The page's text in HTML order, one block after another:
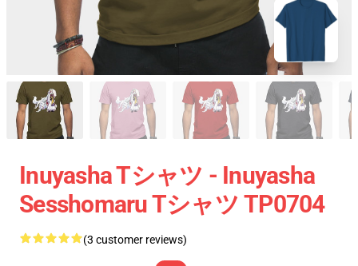
Inuyasha Tシャツ - Inuyasha
Sesshomaru Tシャツ TP0704
(3 customer reviews)